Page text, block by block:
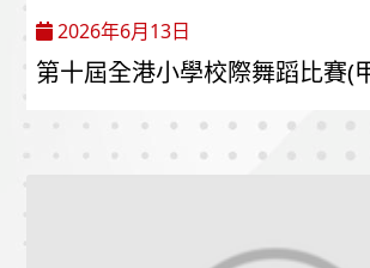
2026年6月13日
第十屆全港小學校際舞蹈比賽(